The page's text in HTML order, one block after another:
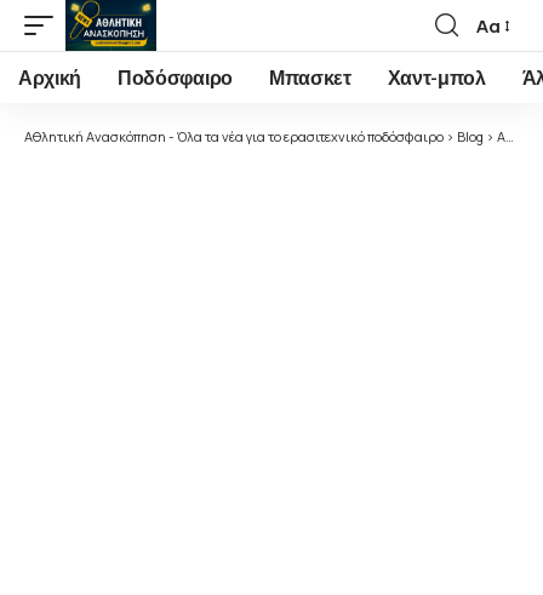
Font
Resizer
Αα
Αρχική Ποδόσφαιρο Μπασκετ Χαντ-μπολ
Αθλητική Ανασκόπηση - Όλα τα νέα για το ερασιτεχνικό ποδόσφαιρο > Blog > Ακαδημίες Ποδοσφαίρου